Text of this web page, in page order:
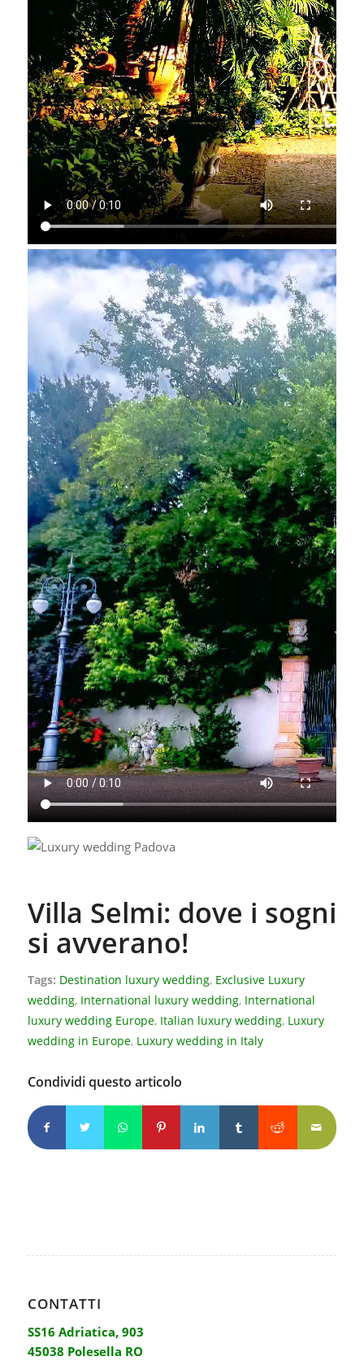
Villa Selmi: dove i sogni
si avverano!
Tags: Destination luxury wedding, Exclusive Luxury
wedding, International luxury wedding, International
luxury wedding Europe, Italian luxury wedding, Luxury
wedding in Europe, Luxury wedding in Italy
Condividi questo articolo
CONTATTI
SS16 Adriatica, 903
45038 Polesella RO